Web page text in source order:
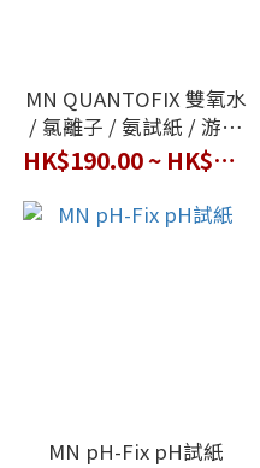
MN QUANTOFIX 雙氧水
/ 氯離子 / 氨試紙 / 游離
性餘氯 / 氯化物 HK$190.00 ~ HK$370.00
MN pH-Fix pH試紙